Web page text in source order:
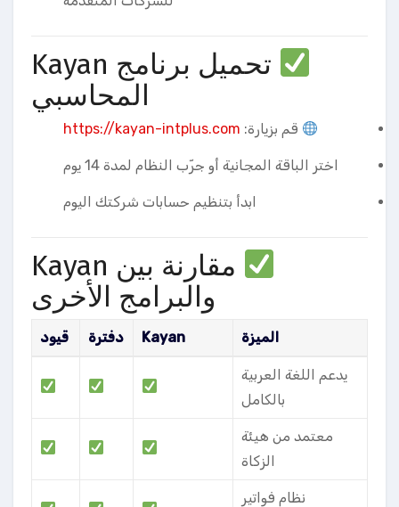
تحميل برنامج Kayan
المحاسبي
قم بزيارة: https://kayan-intplus.com
اختر الباقة المجانية أو جرّب النظام لمدة 14 يوم
ابدأ بتنظيم حسابات شركتك اليوم
مقارنة بين Kayan
والبرامج الأخرى
الميزة Kayan دفترة قيود
يدعم اللغة العربية
بالكامل
معتمد من هيئة
الزكاة
نظام فواتير